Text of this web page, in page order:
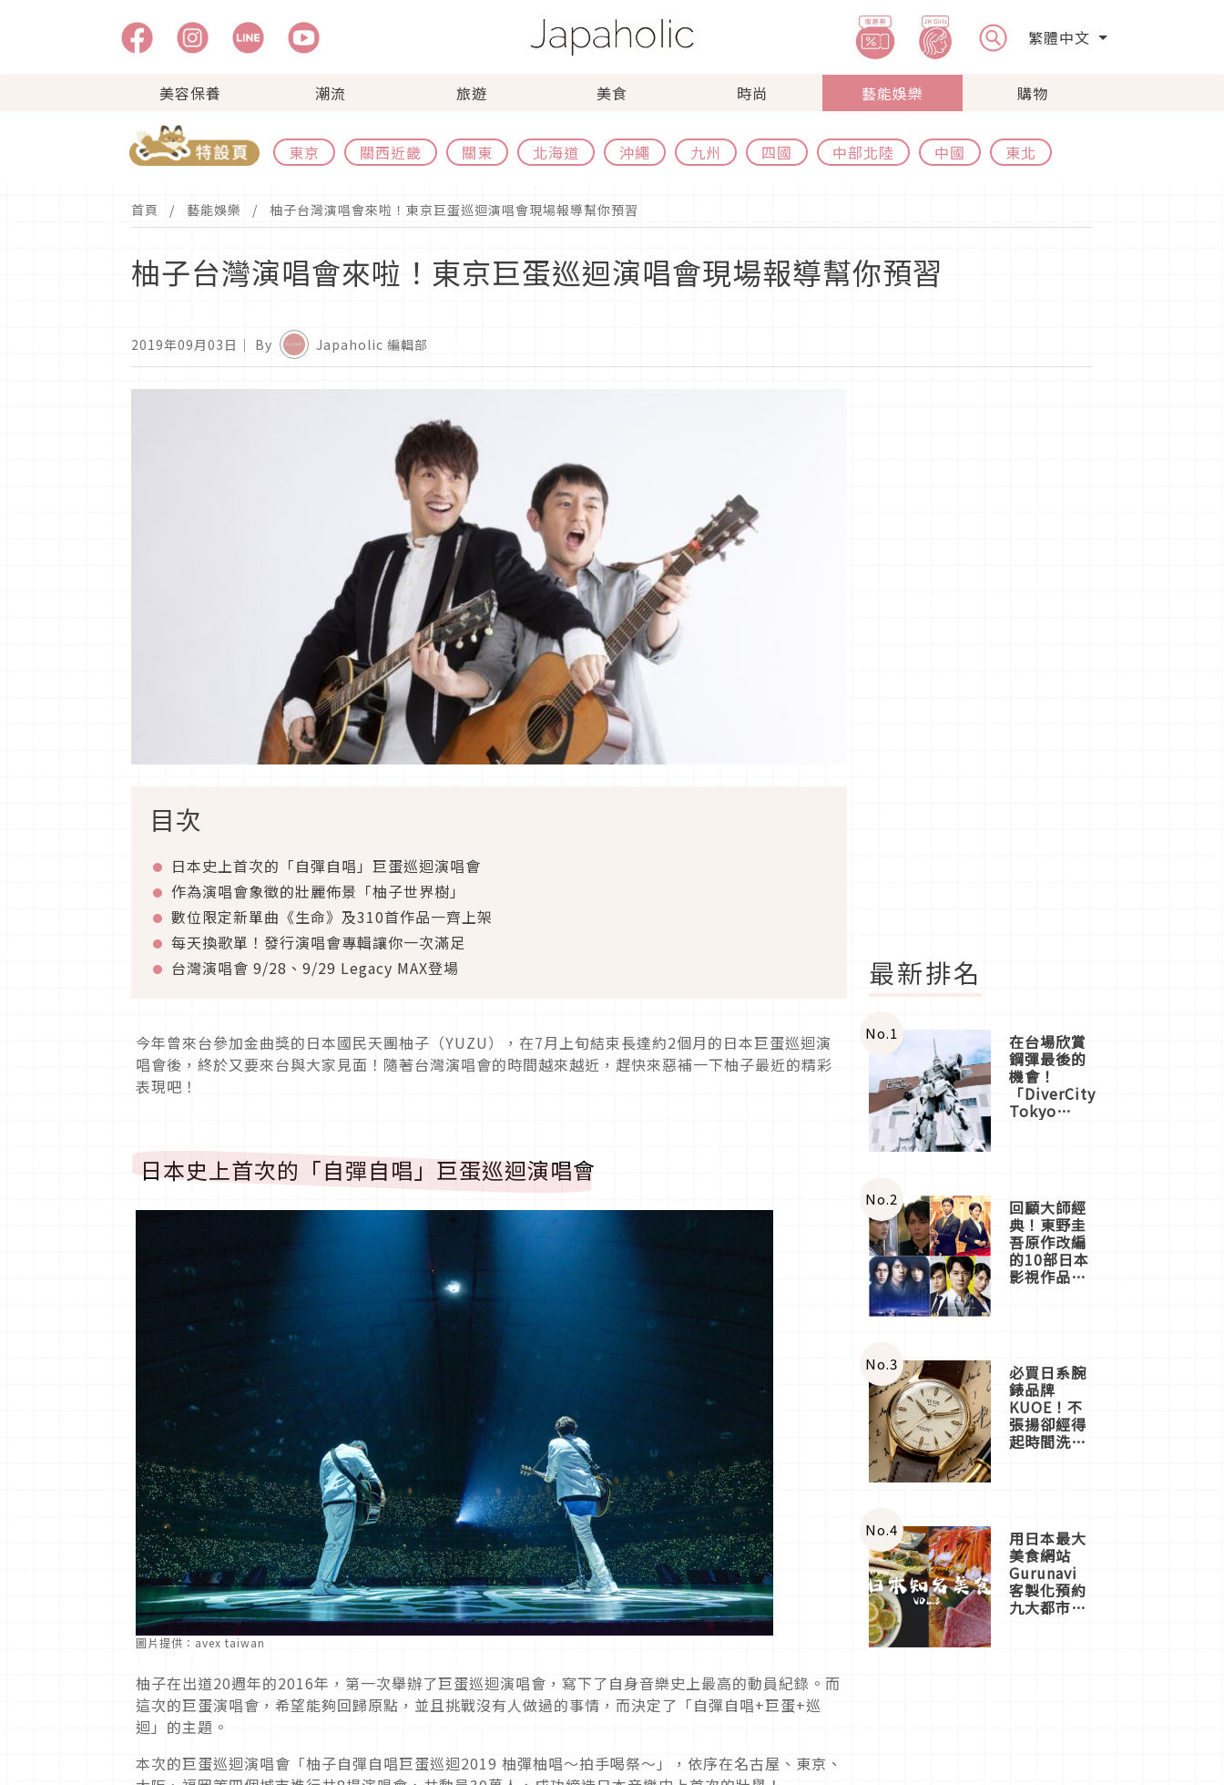
繁體中文
美容保養 潮流 旅遊 美食 時尚 藝能娛樂 購物
東京 關西近畿 關東 北海道 沖繩 九州 四國 中部北陸 中國 東北
首頁 藝能娛樂 柚子台灣演唱會來啦！東京巨蛋巡迴演唱會現場報導幫你預習
柚子台灣演唱會來啦！東京巨蛋巡迴演唱會現場報導幫你預習
2019年09月03日 ｜ By Japaholic 編輯部
目次
日本史上首次的「自彈自唱」巨蛋巡迴演唱會
作為演唱會象徵的壯麗佈景「柚子世界樹」
數位限定新單曲《生命》及310首作品一齊上架
每天換歌單！發行演唱會專輯讓你一次滿足
台灣演唱會 9/28、9/29 Legacy MAX登場
今年曾來台參加金曲獎的日本國民天團柚子（YUZU），在7月上旬結束長達約2個月的日本巨蛋巡迴演
唱會後，終於又要來台與大家見面！隨著台灣演唱會的時間越來越近，趕快來惡補一下柚子最近的精彩
表現吧！
日本史上首次的「自彈自唱」巨蛋巡迴演唱會
圖片提供：avex taiwan
柚子在出道20週年的2016年，第一次舉辦了巨蛋巡迴演唱會，寫下了自身音樂史上最高的動員紀錄。而
這次的巨蛋演唱會，希望能夠回歸原點，並且挑戰沒有人做過的事情，而決定了「自彈自唱+巨蛋+巡
迴」的主題。
本次的巨蛋巡迴演唱會「柚子自彈自唱巨蛋巡迴2019 柚彈柚唱～拍手喝祭～」，依序在名古屋、東京、
最新排名
No.1 在台場欣賞
鋼彈最後的
機會！
「DiverCity
Tokyo
體驗
No.2 回顧大師經
典！東野圭
吾原作改編
的10部日本
影視作品推
No.3 必買日系腕
錶品牌
KUOE！不
張揚卻經得
起時間洗鍊
No.4 用日本最大
美食網站
Gurunavi
客製化預約
九大都市餐